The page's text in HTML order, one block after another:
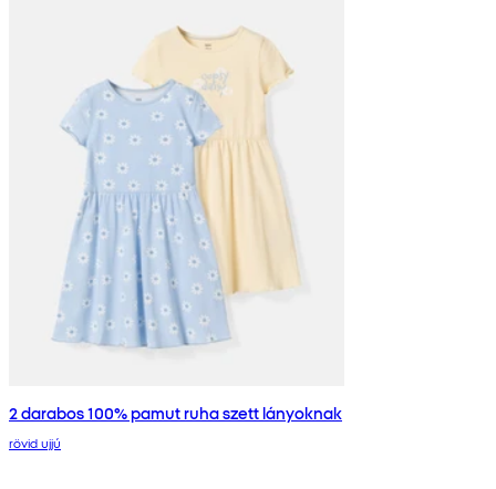
2 darabos 100% pamut ruha szett lányoknak
rövid ujjú